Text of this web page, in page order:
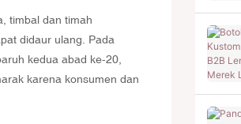
timbal dan timah
didaur ulang. Pada
kedua abad ke-20,
karena konsumen dan